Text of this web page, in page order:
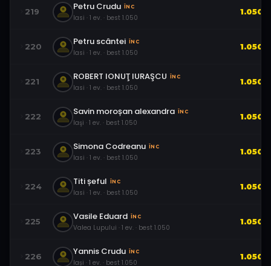
219 Petru Crudu ÎNC
Iasi · 1 ev. · best 1.050
1.050
220 Petru scântei ÎNC
Iasi · 1 ev. · best 1.050
1.050
221 ROBERT IONUŢ IURAŞCU ÎNC
Iasi · 1 ev. · best 1.050
1.050
222 Savin moroșan alexandra ÎNC
Iaşi · 1 ev. · best 1.050
1.050
223 Simona Codreanu ÎNC
Iasi · 1 ev. · best 1.050
1.050
224 Titi șeful ÎNC
Iasi · 1 ev. · best 1.050
1.050
225 Vasile Eduard ÎNC
Valea Lupului · 1 ev. · best 1.050
1.050
226 Yannis Crudu ÎNC
Iași · 1 ev. · best 1.050
1.050